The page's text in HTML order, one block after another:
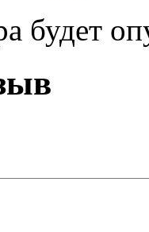
будет